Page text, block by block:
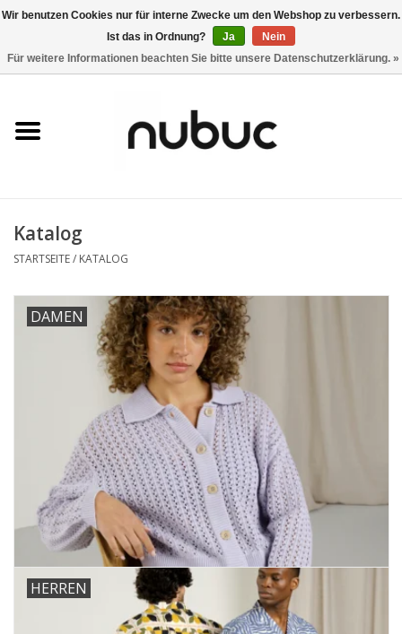
0 Artikel - CHF 0,00
Damen
Accessoires
Katalog
STARTSEITE/ KATALOG
DAMEN
HERREN
Wir benutzen Cookies nur für interne Zwecke um den Webshop zu verbessern.
Ist das in Ordnung?
Ja
Nein
Für weitere Informationen beachten Sie bitte unsere Datenschutzerklärung. »